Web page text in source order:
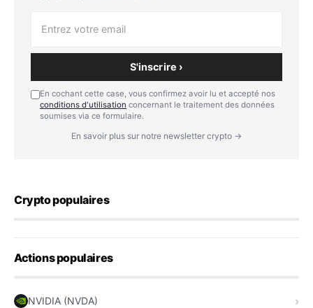
S'inscrire ›
En cochant cette case, vous confirmez avoir lu et accepté nos
conditions d'utilisation concernant le traitement des données
soumises via ce formulaire.
En savoir plus sur notre newsletter crypto →
Crypto populaires
Actions populaires
NVIDIA (NVDA)